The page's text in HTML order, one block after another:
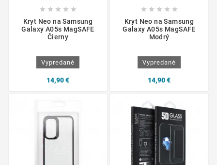
    
Kryt Neo na Samsung
Galaxy A05s MagSAFE
Čierny
Vypredané
14,90 €
    
Kryt Neo na Samsung
Galaxy A05s MagSAFE
Modrý
Vypredané
14,90 €